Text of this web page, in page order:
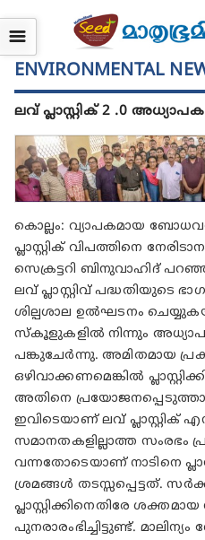
☰
ENVIRONMENTAL
ലവ് പ്ലാസ്റ്റിക് 2 .0
കൊല്ലം: വ്യാപകമായ
പ്ലാസ്റ്റിക് വിപത്തിനെ
സെക്രട്ടറി ബിനുവാഹിദ്‌
ലവ് പ്ലാസ്റ്റിവ് പദ്ധതിയുടെ
ശില്പശാല ഉൽഘടനം
സ്കൂളുകളിൽ നിന്നും
പങ്കുചേർന്നു. അമിതമായ
ഒഴിവാക്കണമെങ്കിൽ
അതിനെ
ഇവിടെയാണ് ലവ് പ്ലാസ്റ്റിക്
സമാനതകളില്ലാത്ത സംരഭം
വന്നതോടെയാണ് നാടിനെ
ശ്രമങ്ങൾ തടസ്സപ്പെട്ടത്.
പ്ലാസ്റ്റിക്കിനെതിരേ
പുനരാരംഭിച്ചിട്ടുണ്ട്.